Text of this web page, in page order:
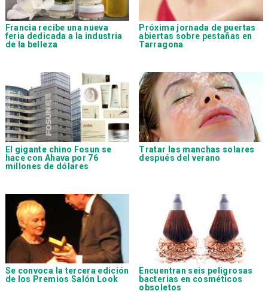
Francia recibe una nueva
feria dedicada a la industria
de la belleza
Próxima jornada de puertas
abiertas sobre pestañas en
Tarragona
El gigante chino Fosun se
hace con Ahava por 76
millones de dólares
Tratar las manchas solares
después del verano
Se convoca la tercera edición
de los Premios Salón Look
Encuentran seis peligrosas
bacterias en cosméticos
obsoletos